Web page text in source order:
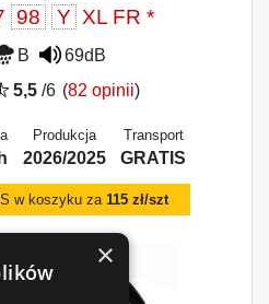
98 Y XL FR *
B
69dB
5,5/6 (82 opinii)
Produkcja
2026/2025
Transport
GRATIS
w koszyku za115 zł/szt
×